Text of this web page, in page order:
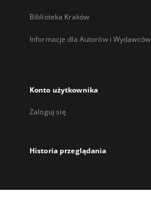
Biblioteka Kraków
Informacje dla Autorów i Wydawców
Konto użytkownika
Zaloguj się
Historia przeglądania